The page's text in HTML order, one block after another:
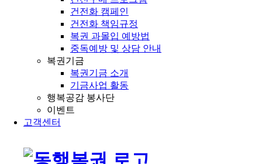
건전화 캠페인
건전화 책임규정
복권 과몰입 예방법
중독예방 및 상담 안내
복권기금
복권기금 소개
기금사업 활동
행복공감 봉사단
이벤트
고객센터